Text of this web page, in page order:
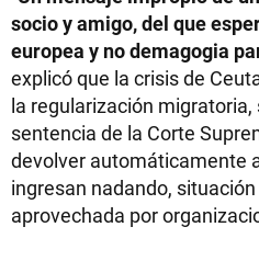
socio y amigo, del que
europea y no demagogia
explicó que la crisis de
la regularización
sentencia de la Corte
devolver automáticamente
ingresan nadando,
aprovechada por